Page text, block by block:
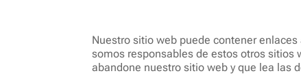
Nuestro sitio web puede contener
somos responsables de estos otros
abandone nuestro sitio web y que lea las